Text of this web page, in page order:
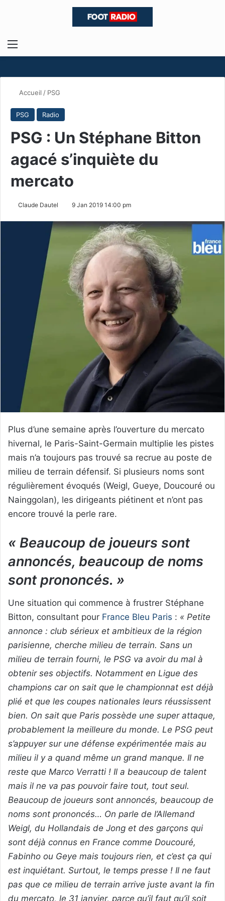
Menu
Accueil / PSG
PSG Radio
PSG : Un Stéphane Bitton
agacé s’inquiète du
mercato
Claude Dautel 9 Jan 2019 14:00 pm
Plus d’une semaine après l’ouverture du mercato
hivernal, le Paris-Saint-Germain multiplie les pistes
mais n’a toujours pas trouvé sa recrue au poste de
milieu de terrain défensif. Si plusieurs noms sont
régulièrement évoqués (Weigl, Gueye, Doucouré ou
Nainggolan), les dirigeants piétinent et n’ont pas
encore trouvé la perle rare.
« Beaucoup de joueurs sont
annoncés, beaucoup de noms
sont prononcés. »
Une situation qui commence à frustrer Stéphane
Bitton, consultant pour France Bleu Paris : « Petite
annonce : club sérieux et ambitieux de la région
parisienne, cherche milieu de terrain. Sans un
milieu de terrain fourni, le PSG va avoir du mal à
obtenir ses objectifs. Notamment en Ligue des
champions car on sait que le championnat est déjà
plié et que les coupes nationales leurs réussissent
bien. On sait que Paris possède une super attaque,
probablement la meilleure du monde. Le PSG peut
s’appuyer sur une défense expérimentée mais au
milieu il y a quand même un grand manque. Il ne
reste que Marco Verratti ! Il a beaucoup de talent
mais il ne va pas pouvoir faire tout, tout seul.
Beaucoup de joueurs sont annoncés, beaucoup de
noms sont prononcés… On parle de l’Allemand
Weigl, du Hollandais de Jong et des garçons qui
sont déjà connus en France comme Doucouré,
Fabinho ou Geye mais toujours rien, et c’est ça qui
est inquiétant. Surtout, le temps presse ! Il ne faut
pas que ce milieu de terrain arrive juste avant la fin
du mercato, le 31 janvier, parce qu’il faut qu’il soit